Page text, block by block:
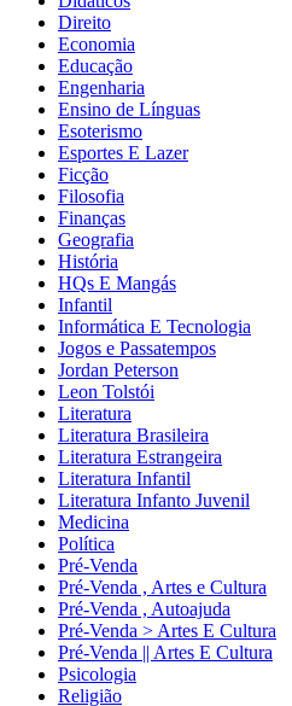
Direito
Economia
Educação
Engenharia
Ensino de Línguas
Esoterismo
Esportes E Lazer
Ficção
Filosofia
Finanças
Geografia
História
HQs E Mangás
Infantil
Informática E Tecnologia
Jogos e Passatempos
Jordan Peterson
Leon Tolstói
Literatura
Literatura Brasileira
Literatura Estrangeira
Literatura Infantil
Literatura Infanto Juvenil
Medicina
Política
Pré-Venda
Pré-Venda , Artes e Cultura
Pré-Venda , Autoajuda
Pré-Venda > Artes E Cultura
Pré-Venda || Artes E Cultura
Psicologia
Religião
Arquitetura
Assuntos
Diversos
Autoajuda
Biografias
Ciências
Biológicas
e Naturais
Ciências
Exatas
Ciências
Humanas
e Sociais
Comunicação
Concursos
Contabilidade
Culinária E
Gastronomia